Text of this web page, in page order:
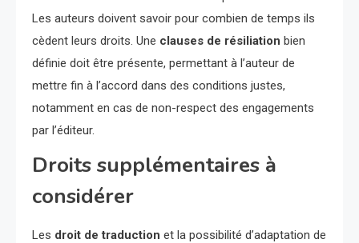
Les auteurs doivent savoir pour combien de temps ils
cèdent leurs droits. Une clauses de résiliation bien
définie doit être présente, permettant à l’auteur de
mettre fin à l’accord dans des conditions justes,
notamment en cas de non-respect des engagements
par l’éditeur.
Droits supplémentaires à
considérer
Les droit de traduction et la possibilité d’adaptation de